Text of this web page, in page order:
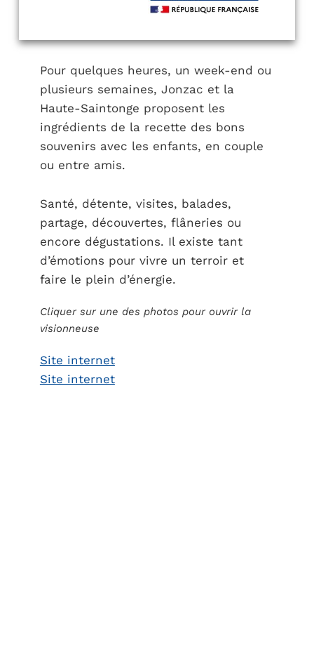
Pour quelques heures, un week-end ou
plusieurs semaines, Jonzac et la
Haute-Saintonge proposent les
ingrédients de la recette des bons
souvenirs avec les enfants, en couple
ou entre amis.
Santé, détente, visites, balades,
partage, découvertes, flâneries ou
encore dégustations. Il existe tant
d’émotions pour vivre un terroir et
faire le plein d’énergie.
Cliquer sur une des photos pour ouvrir la
visionneuse
Site internet
Site internet